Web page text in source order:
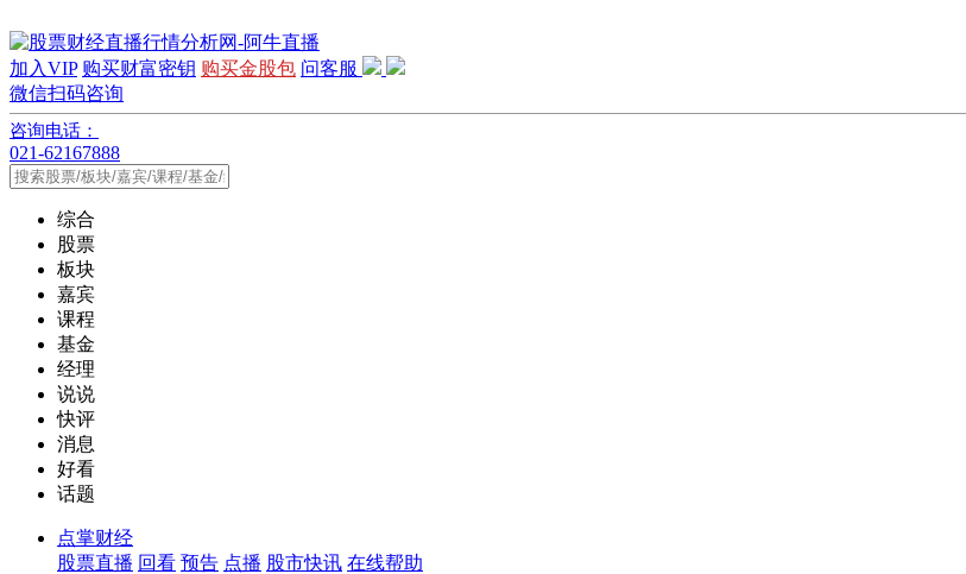
加入VIP 购买财富密钥 购买金股包 问客服
微信扫码咨询
咨询电话：
021-62167888
综合
股票
板块
嘉宾
课程
基金
经理
说说
快评
消息
好看
话题
点掌财经
股票直播 回看 预告 点播 股市快讯 在线帮助